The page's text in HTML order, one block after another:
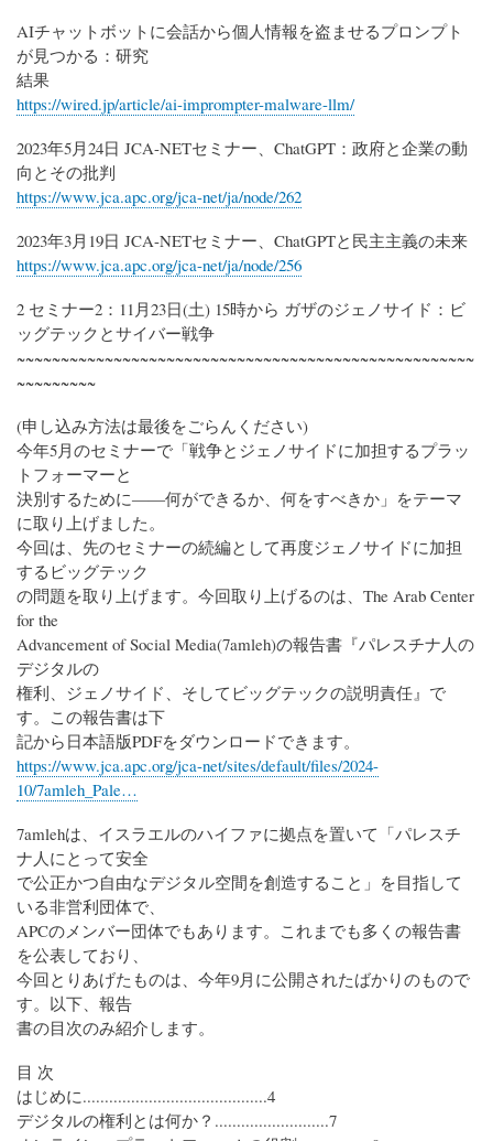
AIチャットボットに会話から個人情報を盗ませるプロンプト
が見つかる：研究
結果
https://wired.jp/article/ai-imprompter-malware-llm/
2023年5月24日 JCA-NETセミナー、ChatGPT：政府と企業の動
向とその批判
https://www.jca.apc.org/jca-net/ja/node/262
2023年3月19日 JCA-NETセミナー、ChatGPTと民主主義の未来
https://www.jca.apc.org/jca-net/ja/node/256
2 セミナー2：11月23日(土) 15時から ガザのジェノサイド：ビ
ッグテックとサイバー戦争
~~~~~~~~~~~~~~~~~~~~~~~~~~~~~~~~~~~~~~~~~~~~~~~~~~~~
~~~~~~~~~
(申し込み方法は最後をごらんください)
今年5月のセミナーで「戦争とジェノサイドに加担するプラッ
トフォーマーと
決別するために――何ができるか、何をすべきか」をテーマ
に取り上げました。
今回は、先のセミナーの続編として再度ジェノサイドに加担
するビッグテック
の問題を取り上げます。今回取り上げるのは、The Arab Center
for the
Advancement of Social Media(7amleh)の報告書『パレスチナ人の
デジタルの
権利、ジェノサイド、そしてビッグテックの説明責任』で
す。この報告書は下
記から日本語版PDFをダウンロードできます。
https://www.jca.apc.org/jca-net/sites/default/files/2024-
10/7amleh_Pale…
7amlehは、イスラエルのハイファに拠点を置いて「パレスチ
ナ人にとって安全
で公正かつ自由なデジタル空間を創造すること」を目指して
いる非営利団体で、
APCのメンバー団体でもあります。これまでも多くの報告書
を公表しており、
今回とりあげたものは、今年9月に公開されたばかりのもので
す。以下、報告
書の目次のみ紹介します。
目 次
はじめに..........................................4
デジタルの権利とは何か？..........................7